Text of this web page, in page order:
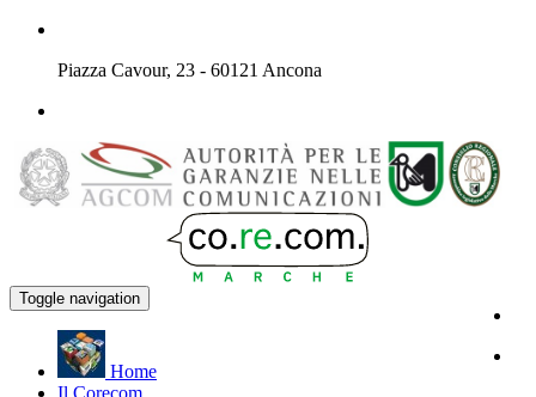
Piazza Cavour, 23 - 60121 Ancona
Toggle navigation
Home
Il Corecom